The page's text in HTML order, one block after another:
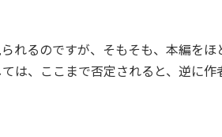
れるのですが、そもそも、本編を
は、ここまで否定されると、逆に